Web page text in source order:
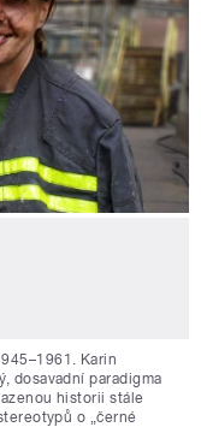
Karin
dosavadní paradigma
historii stále
o „černé